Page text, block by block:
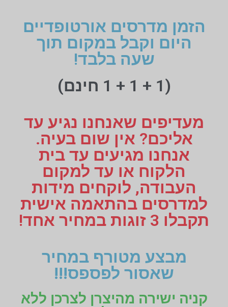
הזמן מדרסים אורטופדיים
היום וקבל במקום תוך
שעה בלבד!
(1 + 1 + 1 חינם)
מעדיפים שאנחנו נגיע עד
אליכם? אין שום בעיה.
אנחנו מגיעים עד בית
הלקוח או עד למקום
העבודה, לוקחים מידות
למדרסים בהתאמה אישית
תקבלו 3 זוגות במחיר אחד!
מבצע מטורף במחיר
שאסור לפספס!!!
קניה ישירה מהיצרן לצרכן ללא